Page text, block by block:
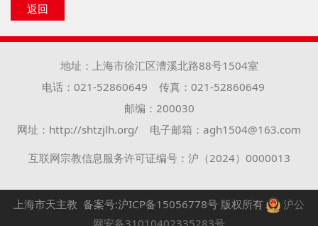
返回
地址：上海市徐汇区漕溪北路88号1504室
电话：021-52860649
传真：021-52860649
邮编：200030
网址：http://shtzjlh.org/
电子邮箱：agh1504@163.com
互联网宗教信息服务许可证编号：沪（2024）0000013
上海市天主教 备案号:沪ICP备15056778号 版权所有
沪公